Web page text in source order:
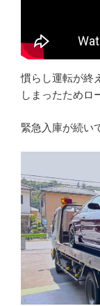
慣らし運転が終
しまったためロ
緊急入庫が続い